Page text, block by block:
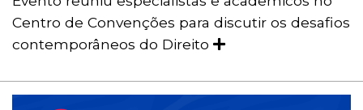
Centro de Convenções para discutir os desafios
contemporâneos do Direito